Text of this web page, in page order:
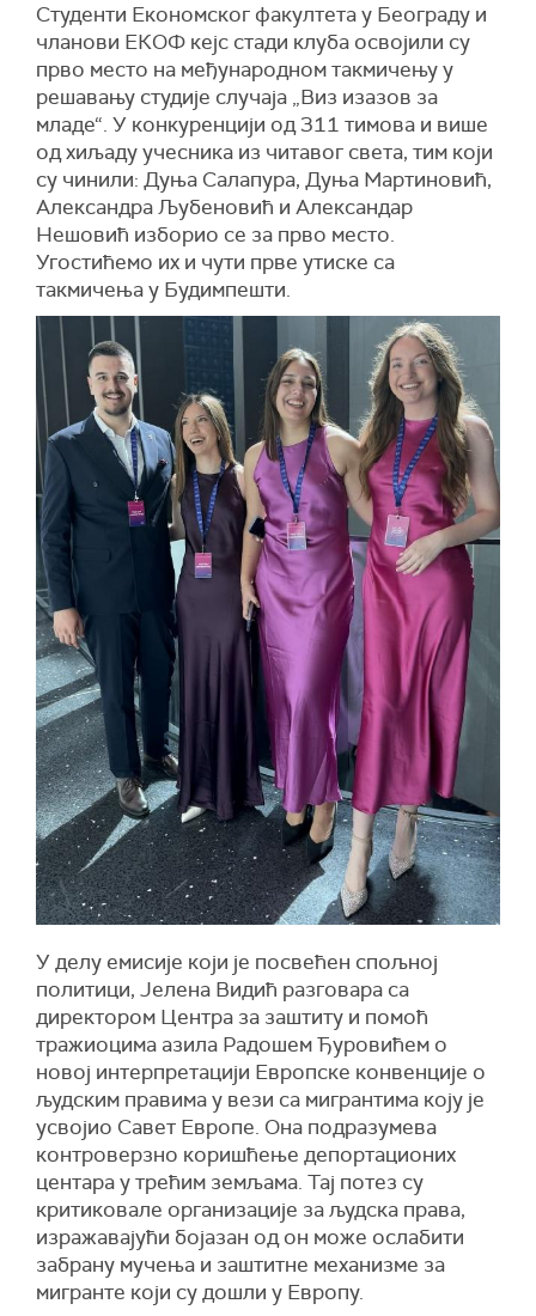
Студенти Економског факултета у Београду и
чланови ЕКОФ кејс стади клуба освојили су
прво место на међународном такмичењу у
решавању студије случаја „Виз изазов за
младе“. У конкуренцији од 311 тимова и више
од хиљаду учесника из читавог света, тим који
су чинили: Дуња Салапура, Дуња Мартиновић,
Александра Љубеновић и Александар
Нешовић изборио се за прво место.
Угостићемо их и чути прве утиске са
такмичења у Будимпешти.
У делу емисије који је посвећен спољној
политици, Јелена Видић разговара са
директором Центра за заштиту и помоћ
тражиоцима азила Радошем Ђуровићем о
новој интерпретацији Европске конвенције о
људским правима у вези са мигрантима коју је
усвојио Савет Европе. Она подразумева
контроверзно коришћење депортационих
центара у трећим земљама. Тај потез су
критиковале организације за људска права,
изражавајући бојазан од он може ослабити
забрану мучења и заштитне механизме за
мигранте који су дошли у Европу.